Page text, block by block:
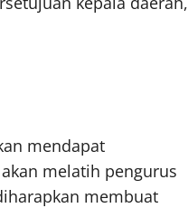
mendapat
melatih pengurus
membuat